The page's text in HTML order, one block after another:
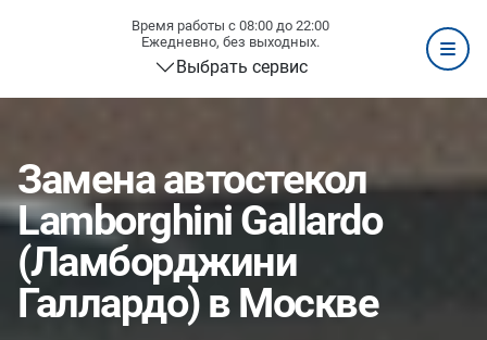
Время работы с 08:00 до 22:00
Ежедневно, без выходных.
Выбрать сервис
Замена автостекол
Lamborghini Gallardo
(Ламборджини
Галлардо) в Москве